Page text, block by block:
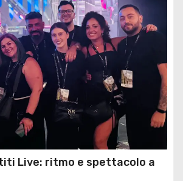
Live: ritmo e spettacolo a